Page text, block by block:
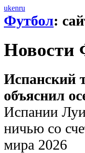
ukenru
Футбол:
Новости
Испанский
объяснил
Испании
ничью со
мира 2026